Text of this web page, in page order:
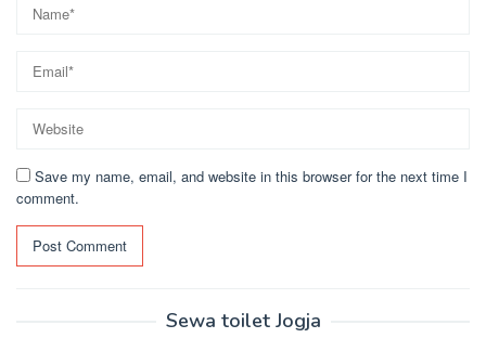
Save my name, email, and website in this browser for the next time I
comment.
Sewa toilet Jogja